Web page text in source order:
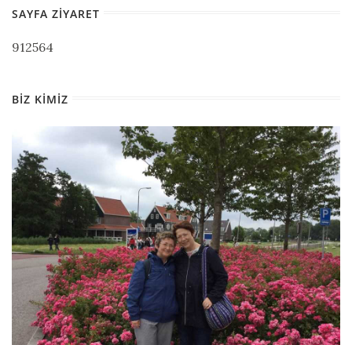
SAYFA ZIYARET
912564
BIZ KIMIZ